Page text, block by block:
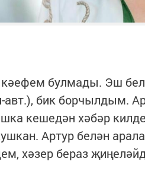
кәефем булмады. Эш
авт.), бик борчылдым.
кешедән хәбәр
Артур белән
хәзер бераз